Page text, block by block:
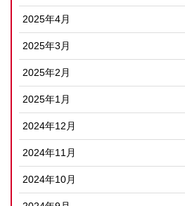
2025年4月
2025年3月
2025年2月
2025年1月
2024年12月
2024年11月
2024年10月